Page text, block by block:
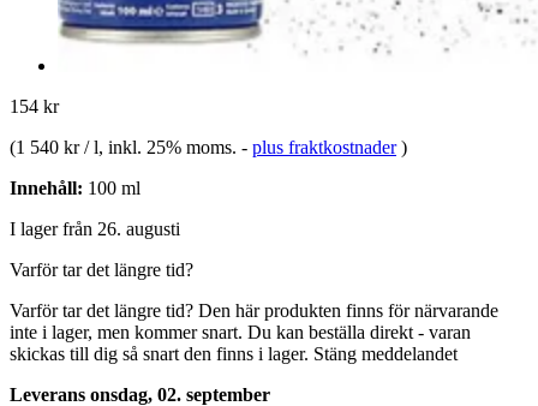
154 kr
(1 540 kr / l, inkl. 25% moms. - plus fraktkostnader )
Innehåll: 100 ml
I lager från 26. augusti
Varför tar det längre tid?
Varför tar det längre tid? Den här produkten finns för närvarande
inte i lager, men kommer snart. Du kan beställa direkt - varan
skickas till dig så snart den finns i lager. Stäng meddelandet
Leverans onsdag, 02. september